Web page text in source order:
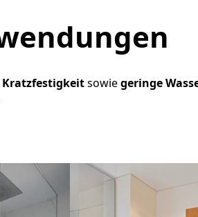
Kratzfestigkeitsowiegeringe